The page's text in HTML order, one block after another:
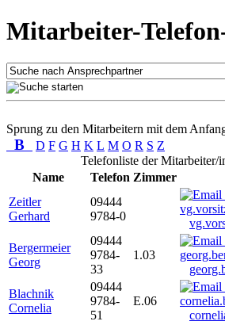
Mitarbeiter-
Sprung zu den Mitarbeitern mit dem
B D F G H K L M O R S Z
Telefonliste der Mitarbeiter/
Name
Telefon Zimmer
Zeitler
Gerhard
09444
9784-0
Bergermeier
Georg
09444
9784-
33
1.03
Blachnik
Cornelia
09444
9784-
51
E.06